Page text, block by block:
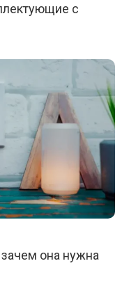
с
зачем она нужна